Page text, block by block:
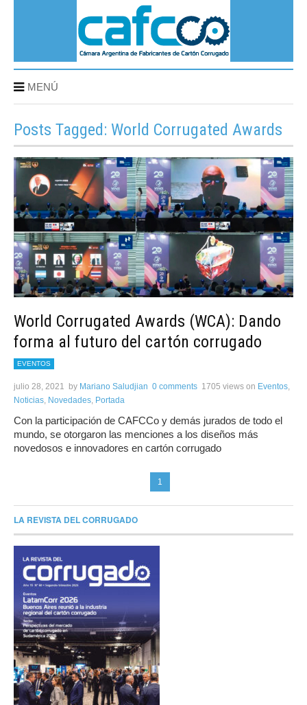
MENÚ
Posts Tagged: World Corrugated Awards
World Corrugated Awards (WCA): Dando
forma al futuro del cartón corrugado
EVENTOS
julio 28, 2021 by Mariano Saludjian 0 comments 1705 views on Eventos,
Noticias, Novedades, Portada
Con la participación de CAFCCo y demás jurados de todo el
mundo, se otorgaron las menciones a los diseños más
novedosos e innovadores en cartón corrugado
1
LA REVISTA DEL CORRUGADO